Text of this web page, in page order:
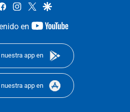
facebookinstagram
twittergoogle
en
youtube-
app en
app en